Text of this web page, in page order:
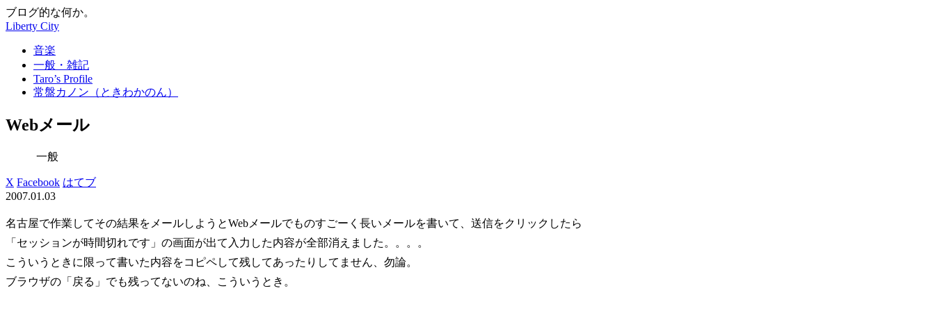
ブログ的な何か。
Liberty City
音楽
一般・雑記
Taro’s Profile
常盤カノン（ときわかのん）
Webメール
一般
X Facebook はてブ
2007.01.03
名古屋で作業してその結果をメールしようとWebメールでものすごーく長いメールを書いて、送信をクリックしたら
「セッションが時間切れです」の画面が出て入力した内容が全部消えました。。。。
こういうときに限って書いた内容をコピペして残してあったりしてません、勿論。
ブラウザの「戻る」でも残ってないのね、こういうとき。